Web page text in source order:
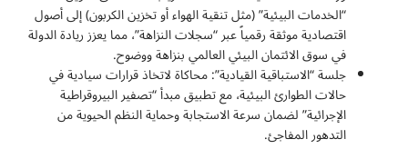
“الخدمات البيئية” (مثل تنقية الهواء أو تخزين الكربون) إلى أصول
اقتصادية موثقة رقمياً عبر “سجلات النزاهة”، مما يعزز ريادة الدولة
في سوق الائتمان البيئي العالمي بنزاهة ووضوح.
جلسة “الاستباقية القيادية”: محاكاة لاتخاذ قرارات سيادية في
حالات الطوارئ البيئية، مع تطبيق مبدأ “تصفير البيروقراطية
الإجرائية” لضمان سرعة الاستجابة وحماية النظم الحيوية من
التدهور المفاجئ.